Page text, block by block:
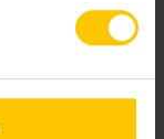
Donkergrijs